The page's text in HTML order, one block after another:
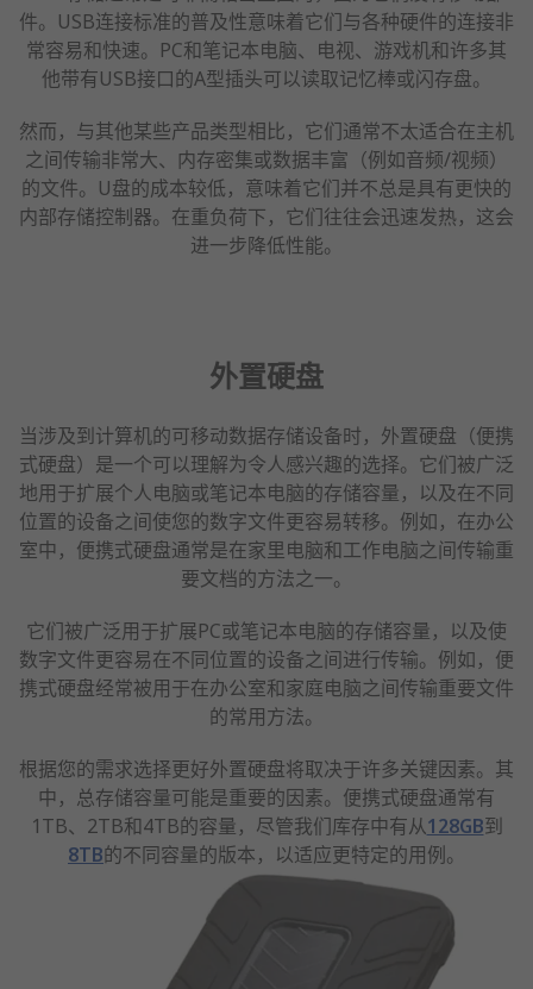
件。USB连接标准的普及性意味着它们与各种硬件的连接非
常容易和快速。PC和笔记本电脑、电视、游戏机和许多其
他带有USB接口的A型插头可以读取记忆棒或闪存盘。
然而，与其他某些产品类型相比，它们通常不太适合在主机
之间传输非常大、内存密集或数据丰富（例如音频/视频）
的文件。U盘的成本较低，意味着它们并不总是具有更快的
内部存储控制器。在重负荷下，它们往往会迅速发热，这会
进一步降低性能。
外置硬盘
当涉及到计算机的可移动数据存储设备时，外置硬盘（便携
式硬盘）是一个可以理解为令人感兴趣的选择。它们被广泛
地用于扩展个人电脑或笔记本电脑的存储容量，以及在不同
位置的设备之间使您的数字文件更容易转移。例如，在办公
室中，便携式硬盘通常是在家里电脑和工作电脑之间传输重
要文档的方法之一。
它们被广泛用于扩展PC或笔记本电脑的存储容量，以及使
数字文件更容易在不同位置的设备之间进行传输。例如，便
携式硬盘经常被用于在办公室和家庭电脑之间传输重要文件
的常用方法。
根据您的需求选择更好外置硬盘将取决于许多关键因素。其
中，总存储容量可能是重要的因素。便携式硬盘通常有
1TB、2TB和4TB的容量，尽管我们库存中有从128GB到
8TB的不同容量的版本，以适应更特定的用例。